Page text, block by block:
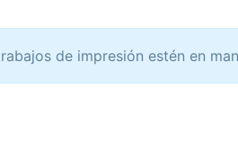
de impresión estén en